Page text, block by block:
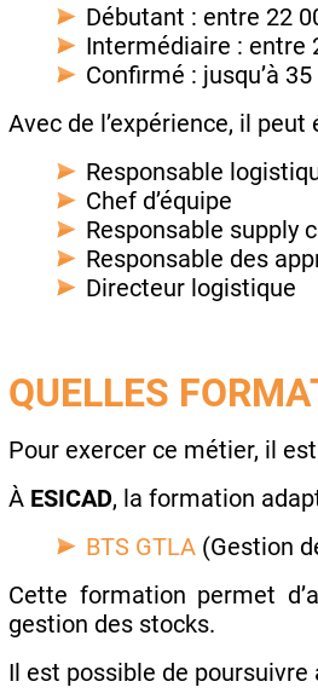
Débutant : entre 22
Intermédiaire : entre
Confirmé : jusqu’à
Avec de l’expérience, il peut
Responsable
Chef d’équipe
Responsable supply
Responsable des
Directeur logistique
QUELLES
Pour exercer ce métier, il
À ESICAD, la formation
BTS GTLA (Gestion
Cette formation permet
gestion des stocks.
Il est possible de poursuivre